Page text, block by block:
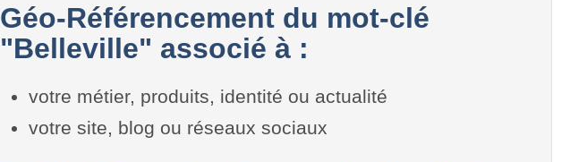
Géo-Référencement du mot-clé
"Belleville" associé à :
votre métier, produits, identité ou actualité
votre site, blog ou réseaux sociaux